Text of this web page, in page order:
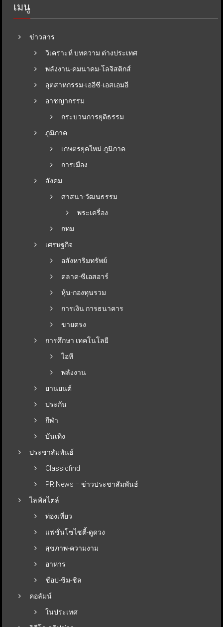
เมนู
ข่าวสาร
วิเคราะห์ บทความ ต่างประเทศ
พลังงาน-คมนาคม-โลจิสติกส์
อุตสาหกรรม-เออีซี-เอสเอมอี
อาชญากรรม
กระบวนการยุติธรรม
ภูมิภาค
เกษตรยุคใหม่-ภูมิภาค
การเมือง
สังคม
ศาสนา-วัฒนธรรม
พระเครื่อง
กทม
เศรษฐกิจ
อสังหาริมทรัพย์
ตลาด-ซีเอสอาร์
หุ้น-กองทุนรวม
การเงิน การธนาคาร
ขายตรง
การศึกษา เทคโนโลยี
ไอที
พลังงาน
ยานยนต์
ประกัน
กีฬา
บันเทิง
ประชาสัมพันธ์
Classicfind
PR News – ข่าวประชาสัมพันธ์
ไลฟ์สไตล์
ท่องเที่ยว
แฟชั่นโซไซตี้-ดูดวง
สุขภาพ-ความงาม
อาหาร
ช้อป-ชิม-ชิล
คอลัมน์
ในประเทศ